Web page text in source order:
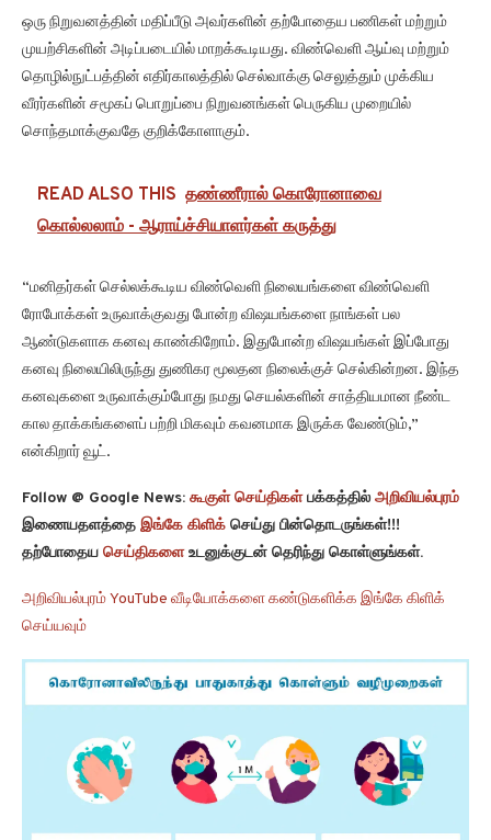
ஒரு நிறுவனத்தின் மதிப்பீடு அவர்களின் தற்போதைய பணிகள் மற்றும்
முயற்சிகளின் அடிப்படையில் மாறக்கூடியது. விண்வெளி ஆய்வு மற்றும்
தொழில்நுட்பத்தின் எதிர்காலத்தில் செல்வாக்கு செலுத்தும் முக்கிய
வீரர்களின் சமூகப் பொறுப்பை நிறுவனங்கள் பெருகிய முறையில்
சொந்தமாக்குவதே குறிக்கோளாகும்.
READ ALSO THIS தண்ணீரால் கொரோனாவை
கொல்லலாம் - ஆராய்ச்சியாளர்கள் கருத்து
“மனிதர்கள் செல்லக்கூடிய விண்வெளி நிலையங்களை விண்வெளி
ரோபோக்கள் உருவாக்குவது போன்ற விஷயங்களை நாங்கள் பல
ஆண்டுகளாக கனவு காண்கிறோம். இதுபோன்ற விஷயங்கள் இப்போது
கனவு நிலையிலிருந்து துணிகர மூலதன நிலைக்குச் செல்கின்றன. இந்த
கனவுகளை உருவாக்கும்போது நமது செயல்களின் சாத்தியமான நீண்ட
கால தாக்கங்களைப் பற்றி மிகவும் கவனமாக இருக்க வேண்டும்,”
என்கிறார் வூட்.
Follow @ Google News: கூகுள் செய்திகள்பக்கத்தில் அறிவியல்புரம்
இணையதளத்தை இங்கே கிளிக் செய்து பின்தொடருங்கள்!!!
தற்போதைய செய்திகளைஉடனுக்குடன் தெரிந்து கொள்ளுங்கள்.
அறிவியல்புரம் YouTube வீடியோக்களை கண்டுகளிக்க இங்கே கிளிக்
செய்யவும்